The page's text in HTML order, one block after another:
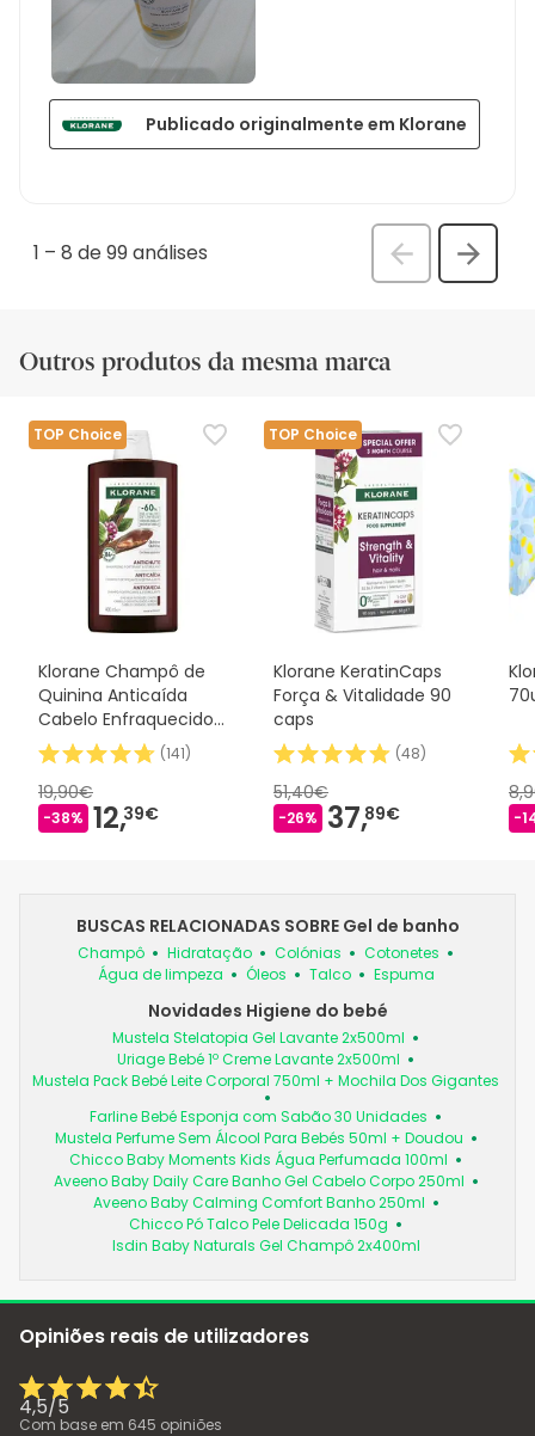
Publicado originalmente em Klorane
1 – 8 de 99análises
Anterior
Outros produtos da mesma marca
TOP Choice
Klorane Champô de
Quinina Anticaída
Cabelo Enfraquecido
400 ml
(141)
19,90€
-38% 12,39€
TOP Choice
Klorane KeratinCaps
Força & Vitalidade 90
caps
(48)
51,40€
-26% 37,89€ -
BUSCAS RELACIONADAS SOBRE Gel de banho
Champô Hidratação Colónias
Cotonetes
Água de limpeza
Óleos Talco Espuma
Novidades Higiene do bebé
Mustela Stelatopia Gel Lavante 2x500ml
Uriage Bebé 1º Creme Lavante 2x500ml
Mustela Pack Bebé Leite Corporal 750ml + Mochila Dos Gigantes
Farline Bebé Esponja com Sabão 30 Unidades
Mustela Perfume Sem Álcool Para Bebés 50ml + Doudou
Chicco Baby Moments Kids Água Perfumada 100ml
Aveeno Baby Daily Care Banho Gel Cabelo Corpo 250ml
Aveeno Baby Calming Comfort Banho 250ml
Chicco Pó Talco Pele Delicada 150g
Isdin Baby Naturals Gel Champô 2x400ml
Opiniões reais de utilizadores
4,5/5
Com base em 645 opiniões